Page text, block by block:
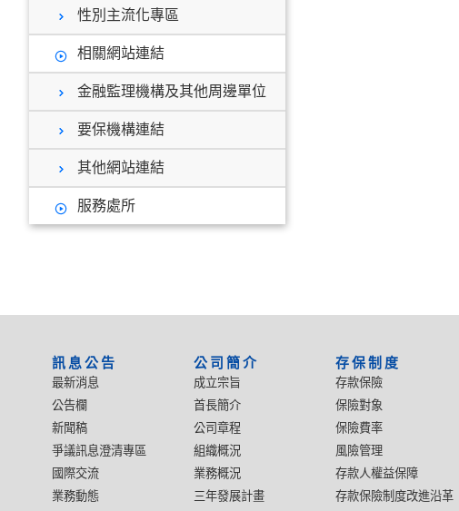
性別主流化專區
相關網站連結
金融監理機構及其他周邊單位
要保機構連結
其他網站連結
服務處所
訊息公告
最新消息
公告欄
新聞稿
爭議訊息澄清專區
國際交流
業務動態
公司簡介
成立宗旨
首長簡介
公司章程
組織概況
業務概況
三年發展計畫
存保制度
存款保險
保險對象
保險費率
風險管理
存款人權益保障
存款保險制度改進沿革